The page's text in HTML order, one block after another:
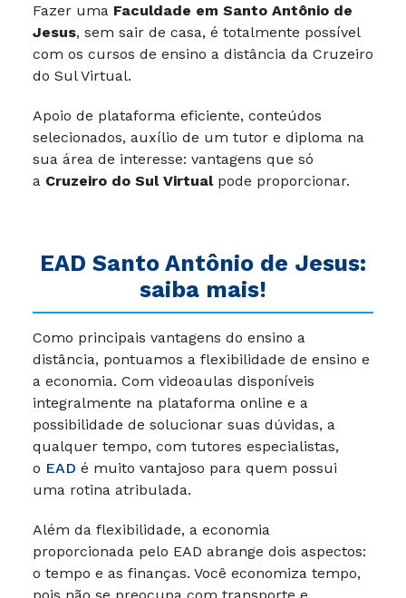
Faculdade em Santo Antônio
de Jesus – Calabar
Jesus , sem sair de casa, é totalmente possível
com os cursos de ensino a distância da Cruzeiro
do Sul Virtual.
Apoio de plataforma eficiente, conteúdos
aCruzeiro do Sul Virtualpode proporcionar.
EAD Santo Antônio de Jesus:
saiba mais!
Como principais vantagens do ensino a
distância, pontuamos a flexibilidade de ensino e
a economia. Com videoaulas disponíveis
integralmente na plataforma online e a
qualquer tempo, com tutores especialistas,
oEADé muito vantajoso para quem possui
uma rotina atribulada.